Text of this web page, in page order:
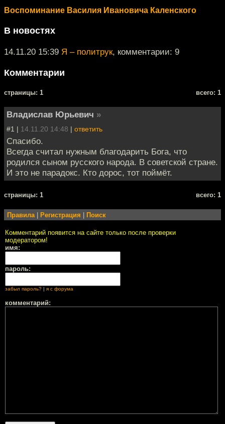
Воспоминание Василия Ивановича Каленского
В новостях
14.11.20 15:39 Я – политрук, комментарии: 9
Комментарии
cтраницы: 1 всего: 1
Владислав Юрьевич »
#1 | 14.11.20 14:48 | ответить
Спасибо.
Всегда считал нужным благодарить Бога, что
родился сыном русского народа. В советской стране.
И это не парадокс. Кто дорос, тот поймёт.
cтраницы: 1 всего: 1
Правила| Регистрация Поиск
Комментарий появится на сайте только после проверки
модератором!
имя:
пароль:
забыл пароль? я с форума
комментарий: